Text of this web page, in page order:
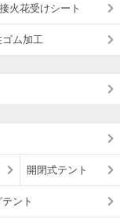
火花受けシート
ゴム加工
開閉式テント
ント